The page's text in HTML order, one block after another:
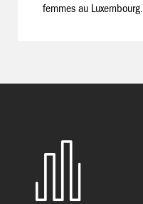
femmes au Luxembourg.